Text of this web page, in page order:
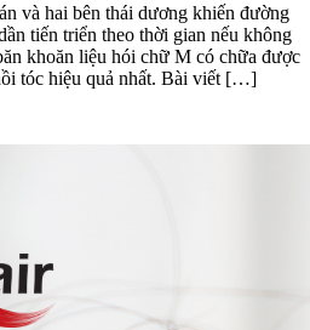
và hai bên thái dương khiến đường
tiến triển theo thời gian nếu không
khoăn liệu hói chữ M có chữa được
tóc hiệu quả nhất. Bài viết […]